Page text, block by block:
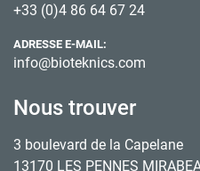
+33 (0)4 86 64 67 24
ADRESSE E-MAIL:
info@bioteknics.com
Nous trouver
3 boulevard de la Capelane
13170 LES PENNES